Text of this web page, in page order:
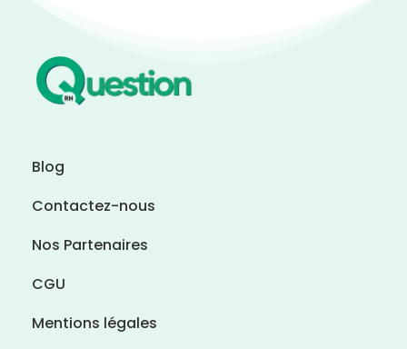
Blog
Contactez-nous
Nos Partenaires
CGU
Mentions légales